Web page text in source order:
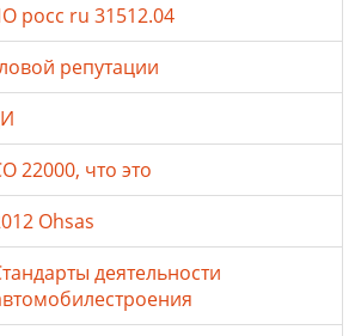
росс ru 31512.04
репутации
22000, что это
Ohsas
деятельности